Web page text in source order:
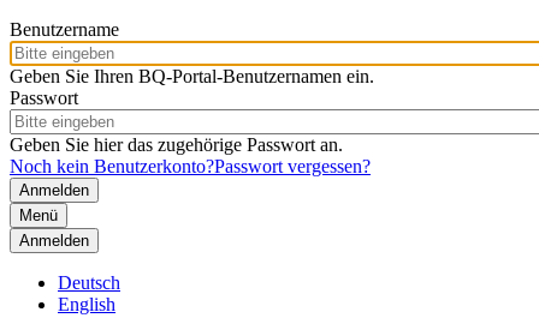
Benutzername
Geben Sie Ihren BQ-Portal-Benutzernamen ein.
Passwort
Geben Sie hier das zugehörige Passwort an.
Noch kein Benutzerkonto?Passwort vergessen?
Menü
Anmelden
Deutsch
English